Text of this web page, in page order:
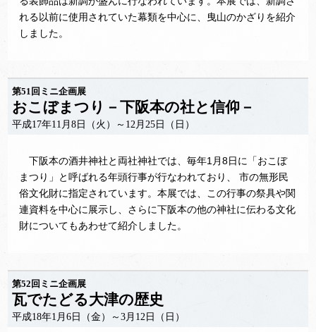
れる以前に使用されていた幕類を中心に、曳山のかざりを紹介
しました。
第51回ミニ企画展
おこぼまつり－下阪本の社と信仰－
平成17年11月8日（火）～12月25日（日）
下阪本の酒井神社と両社神社では、毎年1月8日に「おこぼ
まつり」と呼ばれる年頭行事が行なわれており、 市の無形民
俗文化財に指定されています。本展では、この行事の祭具や関
連資料を中心に展示し、さらに下阪本の他の神社に伝わる文化
財についてもあわせて紹介しました。
第52回ミニ企画展
瓦でたどる大津の歴史
平成18年1月6日（金）～3月12日（日）